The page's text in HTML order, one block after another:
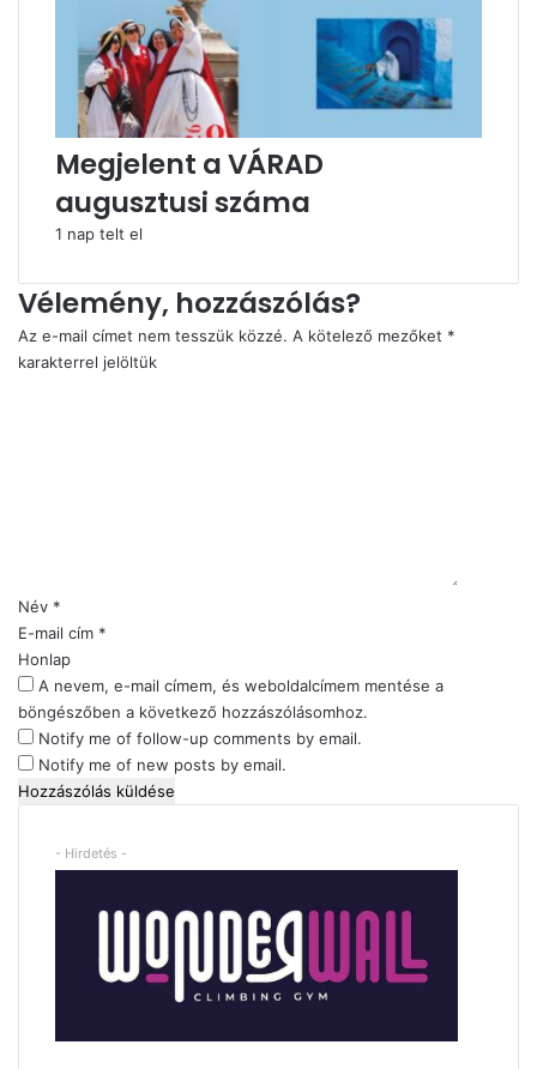
Megjelent a VÁRAD
augusztusi száma
1 nap telt el
Vélemény, hozzászólás?
Az e-mail címet nem tesszük közzé. A kötelező mezőket *
karakterrel jelöltük
l
á
s
*
Név *
E-mail cím *
Honlap
A nevem, e-mail címem, és weboldalcímem mentése a
böngészőben a következő hozzászólásomhoz.
Notify me of follow-up comments by email.
Notify me of new posts by email.
- Hirdetés -